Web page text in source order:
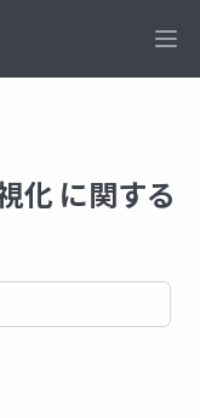
化 に関する